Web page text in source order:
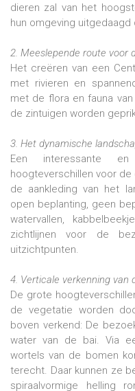
dieren zal van het
hun omgeving
2. Meeslepende route voor
Het creëren van een
met rivieren en
met de flora en fauna
de zintuigen worden
3. Het dynamische
Een interessante
hoogteverschillen voor
de aankleding van het
open beplanting, geen
watervallen,
zichtlijnen voor de
uitzichtpunten.
4. Verticale verkenning van
De grote
de vegetatie worden
boven verkend: De
water van de bai. Via
wortels van de bomen
terecht. Daar kunnen ze
spiraalvormige helling